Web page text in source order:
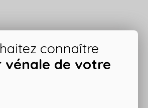
connaître
vénale de votre